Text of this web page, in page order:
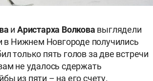
иАристарха Волкова выглядели
в Нижнем Новгороде получились
только пять голов за две встречи
не удалось сдержать
из пяти – на его счету.